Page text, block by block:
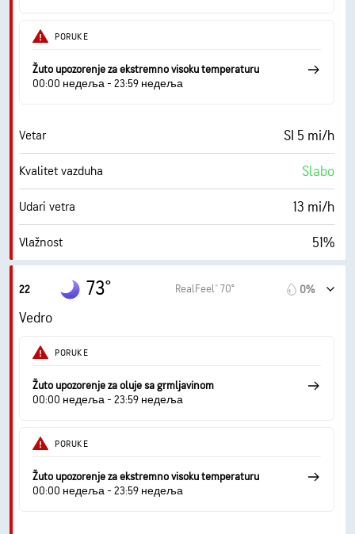
PORUKE
Žuto upozorenje za ekstremno visoku temperaturu
00:00 недеља - 23:59 недеља
Vetar SI 5 mi/h
Kvalitet vazduha Slabo
Udari vetra 13 mi/h
Vlažnost 51%
Tačka rose
AccuLumen Brightness Index™
Oblačno
Vidljivost 10 mi
22 73° RealFeel® 70° 0%
Vedro
PORUKE
Žuto upozorenje za oluje sa grmljavinom
00:00 недеља - 23:59 недеља
PORUKE
Žuto upozorenje za ekstremno visoku temperaturu
00:00 недеља - 23:59 недеља